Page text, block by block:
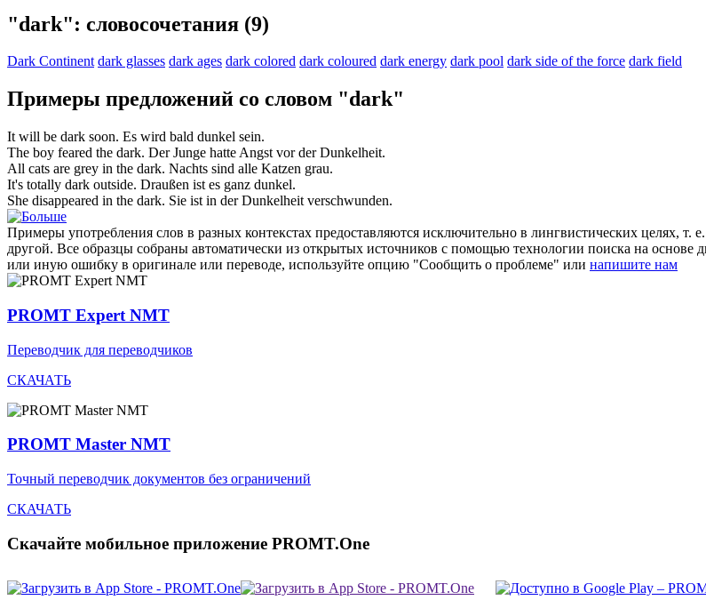
"dark": словосочетания (9)
Dark Continent dark glasses dark ages dark colored dark coloured dark energy dark pool dark side of the force dark field
Примеры предложений со словом "dark"
It will be dark soon. Es wird bald dunkel sein.
The boy feared the dark. Der Junge hatte Angst vor derDunkelheit.
All cats are grey in the dark. Nachts sind alle Katzen grau.
It's totally dark outside. Draußen ist es ganz dunkel.
She disappeared in the dark. Sie ist in derDunkelheit verschwunden.
Примеры употребления слов в разных контекстах предоставляются исключительно в лингвистических целях, т.
другой. Все образцы собраны автоматически из открытых источников с помощью технологии поиска на
или иную ошибку в оригинале или переводе, используйте опцию "Сообщить о проблеме" или напишите нам
PROMT Expert NMT
Переводчик для переводчиков
СКАЧАТЬ
PROMT Master NMT
Точный переводчик документов без ограничений
СКАЧАТЬ
Скачайте мобильное приложение PROMT.One